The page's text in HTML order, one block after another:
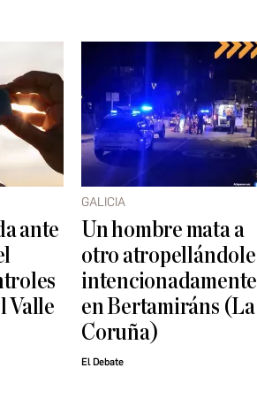
ante
Valle
GALICIA
Un hombre mata a
otro atropellándole
intencionadamente
en Bertamiráns (La
Coruña)
El Debate